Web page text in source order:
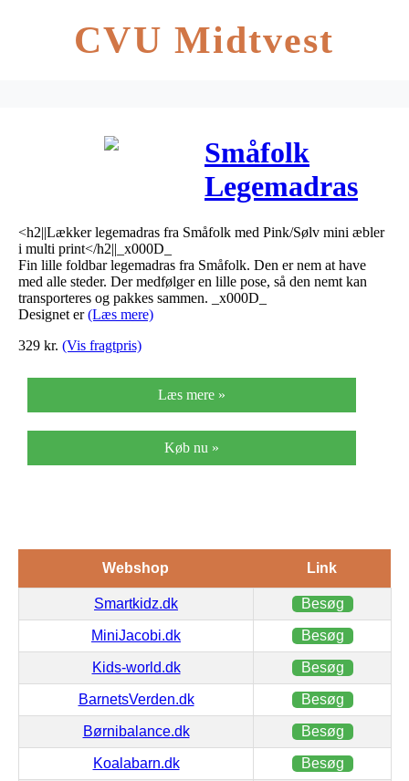
CVU Midtvest
Småfolk
Legemadras
med
MiniMulti
Æbler i
<h2||Lækker legemadras fra Småfolk med Pink/Sølv mini æbler
i multi print</h2||_x000D_
Fin lille foldbar legemadras fra Småfolk. Den er nem at have
med alle steder. Der medfølger en lille pose, så den nemt kan
transporteres og pakkes sammen. _x000D_
Designet er(Læs mere)
329 kr. (Vis fragtpris)
Læs mere »
Køb nu »
Webshop Link
Smartkidz.dk Besøg
MiniJacobi.dk Besøg
Kids-world.dk Besøg
BarnetsVerden.dk Besøg
Børnibalance.dk Besøg
Koalabarn.dk Besøg